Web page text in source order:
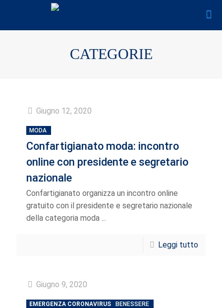
CATEGORIE
Giugno 12, 2020
MODA
Confartigianato moda: incontro
online con presidente e segretario
nazionale
Confartigianato organizza un incontro online
gratuito con il presidente e segretario nazionale
della categoria moda ...
Leggi tutto
Giugno 9, 2020
EMERGENZA CORONAVIRUS BENESSERE